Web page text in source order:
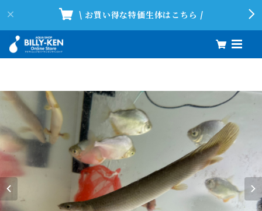
\ お買い得な特価生体はこちら /